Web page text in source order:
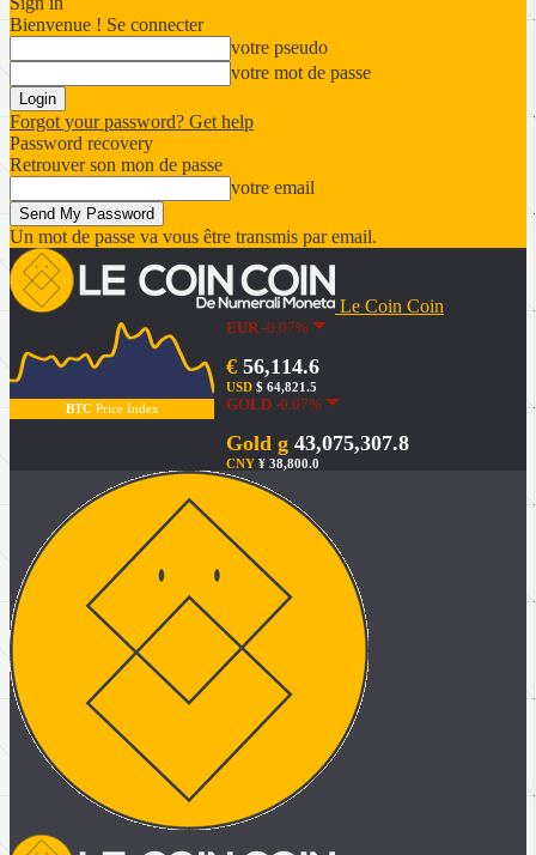
Bienvenue ! Se connecter
votre pseudo
votre mot de passe
Forgot your password? Get help
Password recovery
Retrouver son mon de passe
votre email
Un mot de passe va vous être transmis par email.
Le Coin Coin
BTCPrice Index
EUR-0.07%
€ 56,114.6
USD $ 64,821.5
GOLD -0.07%
Gold g 43,075,307.8
CNY ¥ 38,800.0